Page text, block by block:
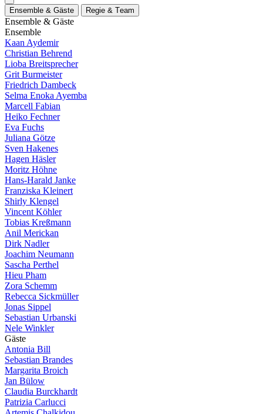
Ensem b e & Gäste Regie & Team
Ensemble & Gäste
Ensemble
Kaan Aydemir
Christian Behrend
Lioba Breitsprecher
Grit Burmeister
Friedrich Dambeck
Selma Enoka Ayemba
Marcell Fabian
Heiko Fechner
Eva Fuchs
Juliana Götze
Sven Hakenes
Hagen Häsler
Moritz Höhne
Hans-Harald Janke
Franziska Kleinert
Shirly Klengel
Vincent Köhler
Tobias Kreßmann
Anil Merickan
Dirk Nadler
Joachim Neumann
Sascha Perthel
Hieu Pham
Zora Schemm
Rebecca Sickmüller
Jonas Sippel
Sebastian Urbanski
Nele Winkler
Gäste
Antonia Bill
Sebastian Brandes
Margarita Broich
Jan Bülow
Claudia Burckhardt
Patrizia Carlucci